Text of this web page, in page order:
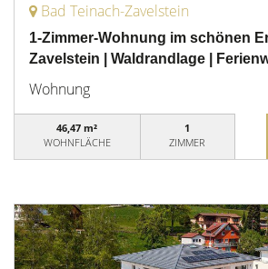
Bad Teinach-Zavelstein
1-Zimmer-Wohnung im schönen
Zavelstein | Waldrandlage |
Wohnung
46,47 m²
WOHNFLÄCHE
1
ZIMMER